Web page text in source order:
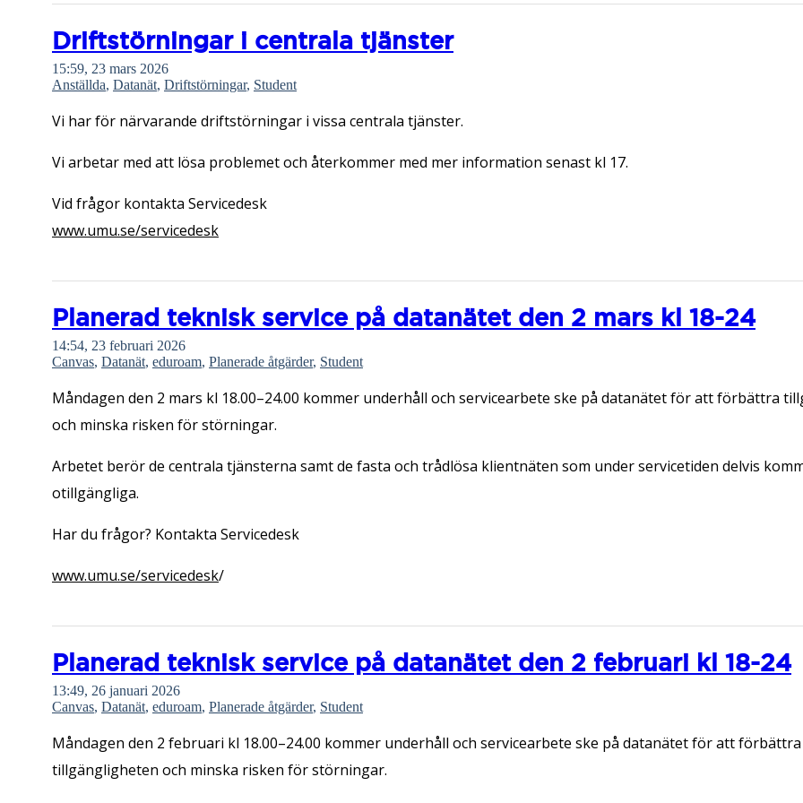
Driftstörningar i centrala tjänster
15:59, 23 mars 2026
Anställda, Datanät, Driftstörningar, Student
Vi har för närvarande driftstörningar i vissa centrala tjänster.
Vi arbetar med att lösa problemet och återkommer med mer information senast kl 17.
Vid frågor kontakta Servicedesk
www.umu.se/servicedesk
Planerad teknisk service på datanätet den 2 mars kl 18-24
14:54, 23 februari 2026
Canvas, Datanät, eduroam, Planerade åtgärder, Student
Måndagen den 2 mars kl 18.00–24.00 kommer underhåll och servicearbete ske på datanätet för att förbättra
och minska risken för störningar.
Arbetet berör de centrala tjänsterna samt de fasta och trådlösa klientnäten som under servicetiden delvis
otillgängliga.
Har du frågor? Kontakta Servicedesk
www.umu.se/servicedesk/
Planerad teknisk service på datanätet den 2 februari kl 18-24
13:49, 26 januari 2026
Canvas, Datanät, eduroam, Planerade åtgärder, Student
Måndagen den 2 februari kl 18.00–24.00 kommer underhåll och servicearbete ske på datanätet för att förbättra
tillgängligheten och minska risken för störningar.